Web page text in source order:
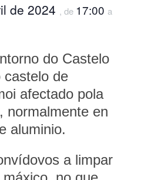
de 2024 , de 17:00 a
do Castelo
castelo de
afectado pola
normalmente en
aluminio.
a limpar